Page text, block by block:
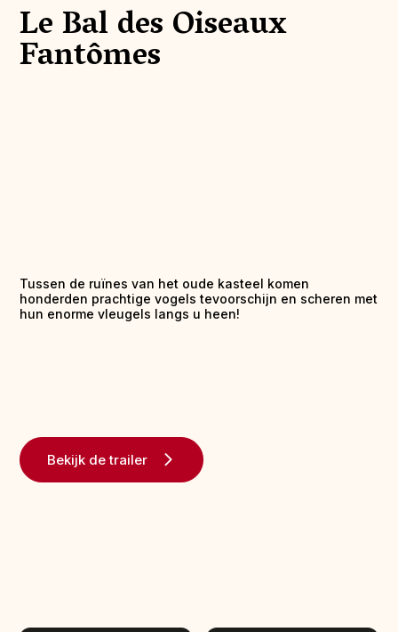
Le Bal des Oiseaux
Fantômes
Tussen de ruïnes van het oude kasteel komen
honderden prachtige vogels tevoorschijn en scheren met
hun enorme vleugels langs u heen!
Bekijk de trailer